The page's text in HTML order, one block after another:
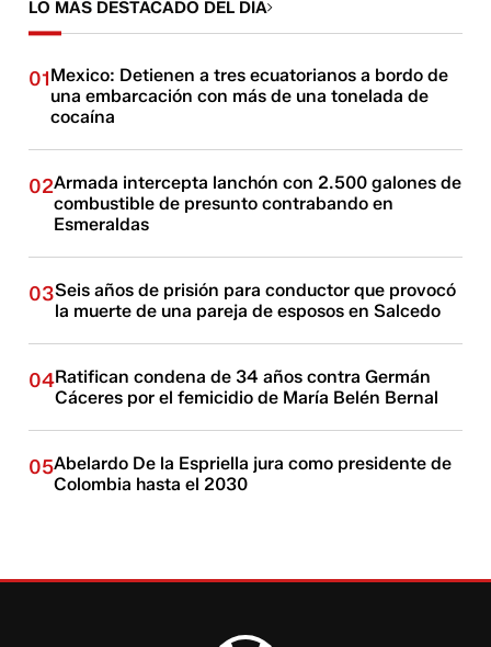
LO MÁS DESTACADO DEL DÍA
01Mexico: Detienen a tres ecuatorianos a bordo de
una embarcación con más de una tonelada de
cocaína
02Armada intercepta lanchón con 2.500 galones de
combustible de presunto contrabando en
Esmeraldas
03Seis años de prisión para conductor que provocó
la muerte de una pareja de esposos en Salcedo
04Ratifican condena de 34 años contra Germán
Cáceres por el femicidio de María Belén Bernal
05Abelardo De la Espriella jura como presidente de
Colombia hasta el 2030